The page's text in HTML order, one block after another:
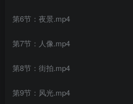
第6节：夜景.mp4
第7节：人像.mp4
第8节：街拍.mp4
第9节：风光.mp4